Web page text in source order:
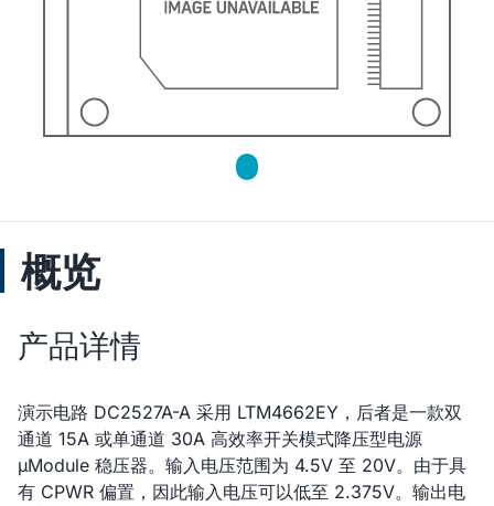
概览
产品详情
演示电路 DC2527A-A 采用 LTM4662EY，后者是一款双
通道 15A 或单通道 30A 高效率开关模式降压型电源
µModule 稳压器。输入电压范围为 4.5V 至 20V。由于具
有 CPWR 偏置，因此输入电压可以低至 2.375V。输出电